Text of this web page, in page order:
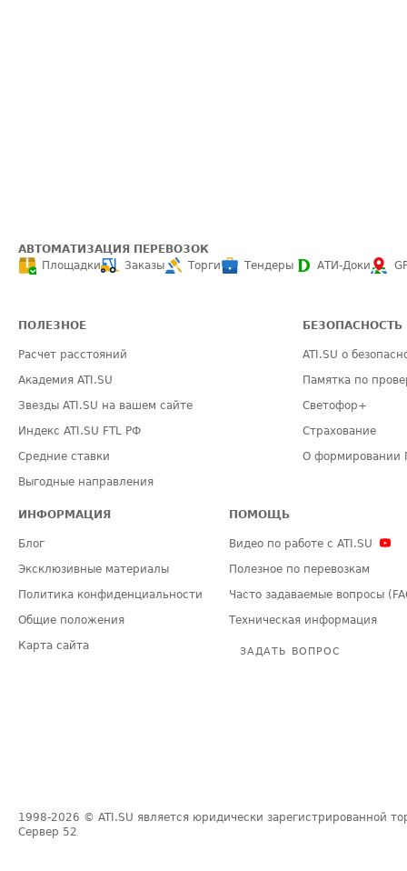
АВТОМАТИЗАЦИЯ ПЕРЕВОЗОК
Площадки
Заказы Торги Тендеры АТИ-Доки
ПОЛЕЗНОЕ
Расчет расстояний
Академия ATI.SU
Звезды ATI.SU на вашем сайте
Индекс ATI.SU FTL РФ
Средние ставки
Выгодные направления
БЕЗОПАСНОСТЬ
ATI.SU о
Памятка по
Светофор+
Страхование
О формировании
ИНФОРМАЦИЯ
Блог
Эксклюзивные материалы
Политика конфиденциальности
Общие положения
Карта сайта
ПОМОЩЬ
Видео по работе с ATI.SU
Полезное по перевозкам
Часто задаваемые вопросы
Техническая информация
ЗАДАТЬ ВОПРОС
1998-2026 © ATI.SU является юридически зарегистрированной
Сервер 52